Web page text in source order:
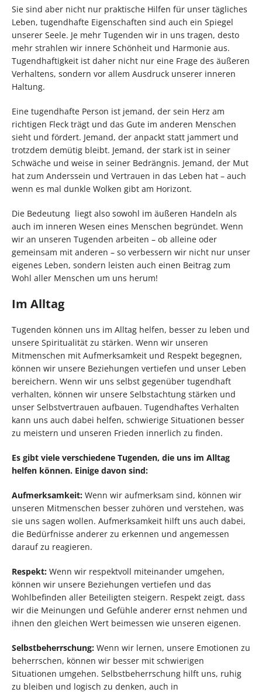
Sie sind aber nicht nur praktische Hilfen für unser tägliches
Leben, tugendhafte Eigenschaften sind auch ein Spiegel
unserer Seele. Je mehr Tugenden wir in uns tragen, desto
mehr strahlen wir innere Schönheit und Harmonie aus.
Tugendhaftigkeit ist daher nicht nur eine Frage des äußeren
Verhaltens, sondern vor allem Ausdruck unserer inneren
Haltung.
Eine tugendhafte Person ist jemand, der sein Herz am
richtigen Fleck trägt und das Gute im anderen Menschen
sieht und fördert. Jemand, der anpackt statt jammert und
trotzdem demütig bleibt. Jemand, der stark ist in seiner
Schwäche und weise in seiner Bedrängnis. Jemand, der Mut
hat zum Anderssein und Vertrauen in das Leben hat – auch
wenn es mal dunkle Wolken gibt am Horizont.
Die Bedeutung liegt also sowohl im äußeren Handeln als
auch im inneren Wesen eines Menschen begründet. Wenn
wir an unseren Tugenden arbeiten – ob alleine oder
gemeinsam mit anderen – so verbessern wir nicht nur unser
eigenes Leben, sondern leisten auch einen Beitrag zum
Wohl aller Menschen um uns herum!
Im Alltag
Tugenden können uns im Alltag helfen, besser zu leben und
unsere Spiritualität zu stärken. Wenn wir unseren
Mitmenschen mit Aufmerksamkeit und Respekt begegnen,
können wir unsere Beziehungen vertiefen und unser Leben
bereichern. Wenn wir uns selbst gegenüber tugendhaft
verhalten, können wir unsere Selbstachtung stärken und
unser Selbstvertrauen aufbauen. Tugendhaftes Verhalten
kann uns auch dabei helfen, schwierige Situationen besser
zu meistern und unseren Frieden innerlich zu finden.
Es gibt viele verschiedene Tugenden, die uns im Alltag
helfen können. Einige davon sind:
Aufmerksamkeit: Wenn wir aufmerksam sind, können wir
unseren Mitmenschen besser zuhören und verstehen, was
sie uns sagen wollen. Aufmerksamkeit hilft uns auch dabei,
die Bedürfnisse anderer zu erkennen und angemessen
darauf zu reagieren.
Respekt: Wenn wir respektvoll miteinander umgehen,
können wir unsere Beziehungen vertiefen und das
Wohlbefinden aller Beteiligten steigern. Respekt zeigt, dass
wir die Meinungen und Gefühle anderer ernst nehmen und
ihnen den gleichen Wert beimessen wie unseren eigenen.
Selbstbeherrschung: Wenn wir lernen, unsere Emotionen zu
beherrschen, können wir besser mit schwierigen
Situationen umgehen. Selbstbeherrschung hilft uns, ruhig
zu bleiben und logisch zu denken, auch in